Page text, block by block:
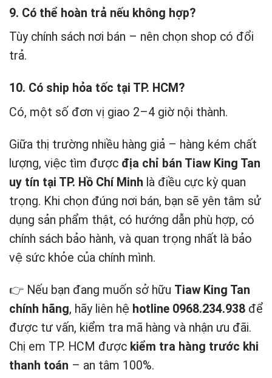
9. Có thể hoàn trả nếu không hợp?
Tùy chính sách nơi bán – nên chọn shop có đổi
trả.
10. Có ship hỏa tốc tại TP. HCM?
Có, một số đơn vị giao 2–4 giờ nội thành.
Giữa thị trường nhiều hàng giả – hàng kém chất
lượng, việc tìm được địa chỉ bán Tiaw King Tan
uy tín tại TP. Hồ Chí Minh là điều cực kỳ quan
trọng. Khi chọn đúng nơi bán, bạn sẽ yên tâm sử
dụng sản phẩm thật, có hướng dẫn phù hợp, có
chính sách bảo hành, và quan trọng nhất là bảo
vệ sức khỏe của chính mình.
👉 Nếu bạn đang muốn sở hữu Tiaw King Tan
chính hãng, hãy liên hệ hotline 0968.234.938 để
được tư vấn, kiểm tra mã hàng và nhận ưu đãi.
Chị em TP. HCM được kiểm tra hàng trước khi
thanh toán – an tâm 100%.